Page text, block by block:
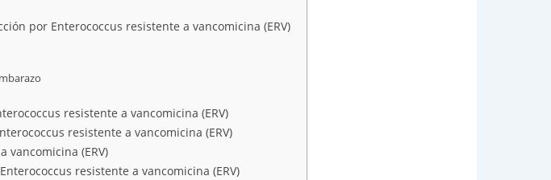
por Enterococcus resistente a vancomicina (ERV)
resistente a vancomicina (ERV)
resistente a vancomicina (ERV)
vancomicina (ERV)
resistente a vancomicina (ERV)